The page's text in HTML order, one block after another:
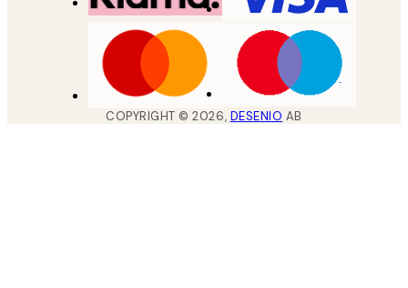
COPYRIGHT ©2026, DESENIO AB